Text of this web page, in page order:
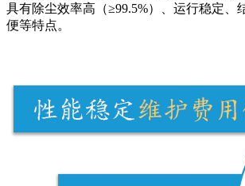
具有除尘效率高（≥99.5%）、运行稳定、
便等特点。